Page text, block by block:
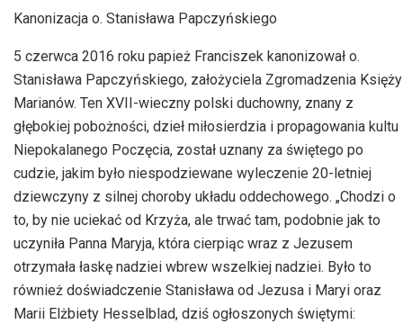
Kanonizacja o. Stanisława Papczyńskiego
5 czerwca 2016 roku papież Franciszek kanonizował o.
Stanisława Papczyńskiego, założyciela Zgromadzenia Księży
Marianów. Ten XVII-wieczny polski duchowny, znany z
głębokiej pobożności, dzieł miłosierdzia i propagowania kultu
Niepokalanego Poczęcia, został uznany za świętego po
cudzie, jakim było niespodziewane wyleczenie 20-letniej
dziewczyny z silnej choroby układu oddechowego. „Chodzi o
to, by nie uciekać od Krzyża, ale trwać tam, podobnie jak to
uczyniła Panna Maryja, która cierpiąc wraz z Jezusem
otrzymała łaskę nadziei wbrew wszelkiej nadziei. Było to
również doświadczenie Stanisława od Jezusa i Maryi oraz
Marii Elżbiety Hesselblad, dziś ogłoszonych świętymi: